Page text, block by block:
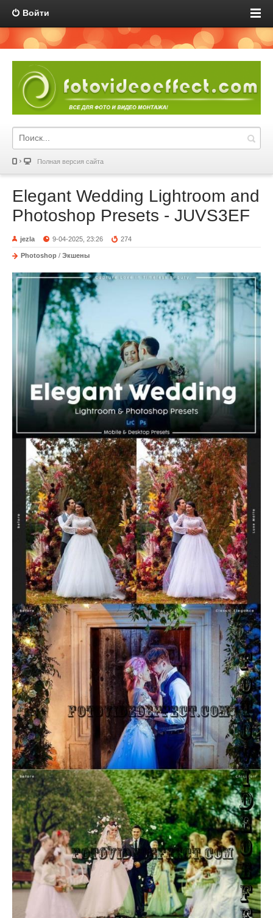
Войти
Полная версия сайта
Elegant Wedding Lightroom and
Photoshop Presets - JUVS3EF
jezla 9-04-2025, 23:26 274
Photoshop / Экшены